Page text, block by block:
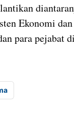
Ekonomi
para pejabat